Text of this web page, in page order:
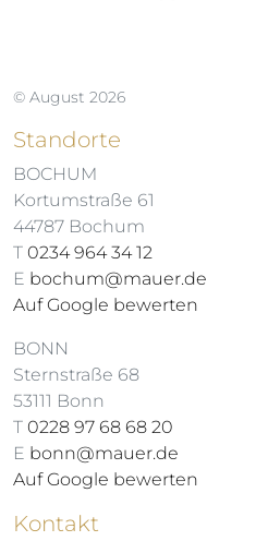
© August 2026
Standorte
BOCHUM
Kortumstraße 61
44787 Bochum
T 0234 964 34 12
E bochum@mauer.de
Auf Google bewerten
BONN
Sternstraße 68
53111 Bonn
T 0228 97 68 68 20
E bonn@mauer.de
Auf Google bewerten
Kontakt